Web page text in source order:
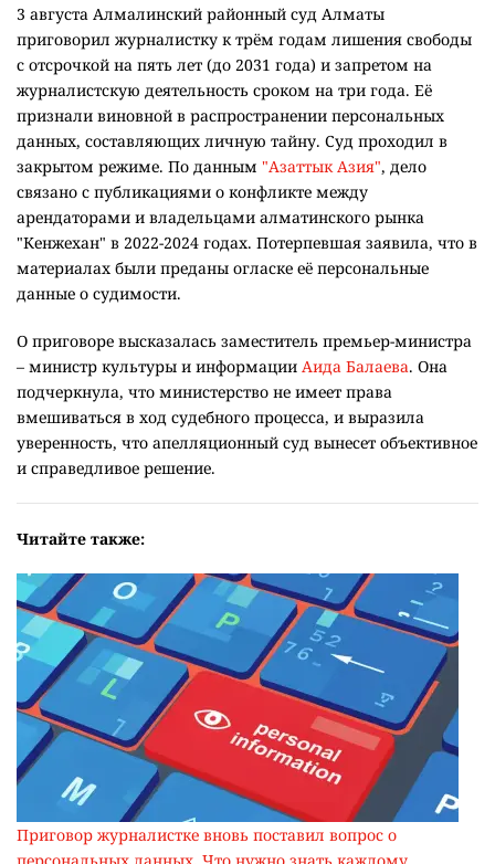
3 августа Алмалинский районный суд Алматы
приговорил журналистку к трём годам лишения свободы
с отсрочкой на пять лет (до 2031 года) и запретом на
журналистскую деятельность сроком на три года. Её
признали виновной в распространении персональных
данных, составляющих личную тайну. Суд проходил в
закрытом режиме. По данным "Азаттык Азия", дело
связано с публикациями о конфликте между
арендаторами и владельцами алматинского рынка
"Кенжехан" в 2022-2024 годах. Потерпевшая заявила, что в
материалах были преданы огласке её персональные
данные о судимости.
О приговоре высказалась заместитель премьер-министра
– министр культуры и информации Аида Балаева. Она
подчеркнула, что министерство не имеет права
вмешиваться в ход судебного процесса, и выразила
уверенность, что апелляционный суд вынесет объективное
и справедливое решение.
Читайте также:
Приговор журналистке вновь поставил вопрос о